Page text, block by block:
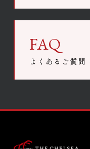
FAQ
よくあるご質問